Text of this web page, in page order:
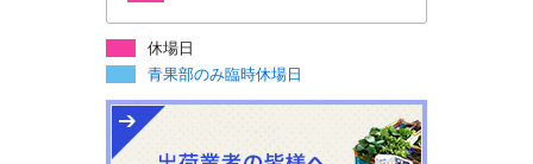
休場日
青果部のみ臨時休場日